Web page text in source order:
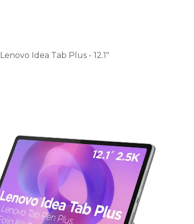
Lenovo Idea Tab Plus - 12.1"